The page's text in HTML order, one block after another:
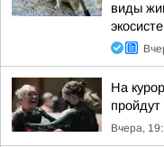
виды
На
Вчера,